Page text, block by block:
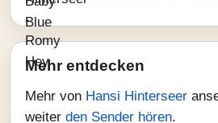
Mehr entdecken
Mehr von Hansi Hinterseer
weiter den Sender hören.